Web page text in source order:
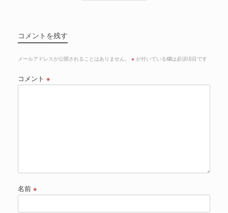
コメントを残す
メールアドレスが公開されることはありません。 ※ が付いている欄は必須項目です
コメント ※
名前 ※